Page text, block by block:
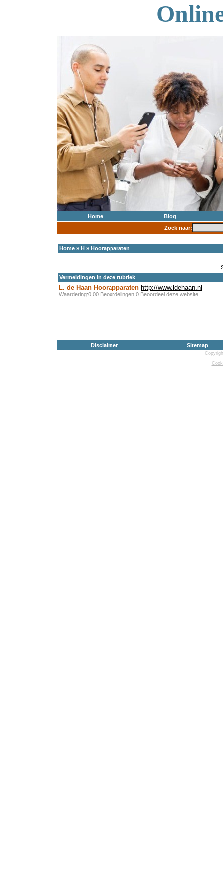
Home
Blog
Zoek naar:
Home » H » Hoorapparaten
Vermeldingen in deze rubriek
L. de Haan Hoorapparaten http://www.ldehaan.nl
Waardering:0.00 Beoordelingen:0 Beoordeel deze website
Disclaimer Sitemap